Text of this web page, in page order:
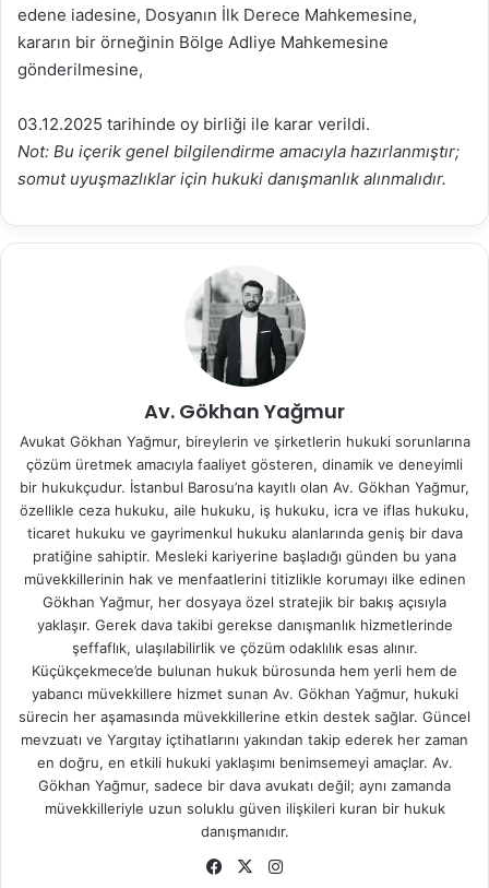
edene iadesine, Dosyanın İlk Derece Mahkemesine,
kararın bir örneğinin Bölge Adliye Mahkemesine
gönderilmesine,
03.12.2025 tarihinde oy birliği ile karar verildi.
Not: Bu içerik genel bilgilendirme amacıyla hazırlanmıştır;
somut uyuşmazlıklar için hukuki danışmanlık alınmalıdır.
Av. Gökhan Yağmur
Avukat Gökhan Yağmur, bireylerin ve şirketlerin hukuki sorunlarına
çözüm üretmek amacıyla faaliyet gösteren, dinamik ve deneyimli
bir hukukçudur. İstanbul Barosu’na kayıtlı olan Av. Gökhan Yağmur,
özellikle ceza hukuku, aile hukuku, iş hukuku, icra ve iflas hukuku,
ticaret hukuku ve gayrimenkul hukuku alanlarında geniş bir dava
pratiğine sahiptir. Mesleki kariyerine başladığı günden bu yana
müvekkillerinin hak ve menfaatlerini titizlikle korumayı ilke edinen
Gökhan Yağmur, her dosyaya özel stratejik bir bakış açısıyla
yaklaşır. Gerek dava takibi gerekse danışmanlık hizmetlerinde
şeffaflık, ulaşılabilirlik ve çözüm odaklılık esas alınır.
Küçükçekmece’de bulunan hukuk bürosunda hem yerli hem de
yabancı müvekkillere hizmet sunan Av. Gökhan Yağmur, hukuki
sürecin her aşamasında müvekkillerine etkin destek sağlar. Güncel
mevzuatı ve Yargıtay içtihatlarını yakından takip ederek her zaman
en doğru, en etkili hukuki yaklaşımı benimsemeyi amaçlar. Av.
Gökhan Yağmur, sadece bir dava avukatı değil; aynı zamanda
müvekkilleriyle uzun soluklu güven ilişkileri kuran bir hukuk
danışmanıdır.
Fa
X